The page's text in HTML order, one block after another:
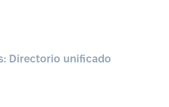
Directorio unificado